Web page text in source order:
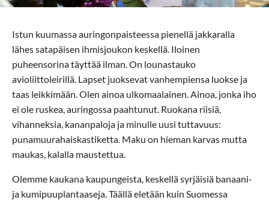
Istun kuumassa auringonpaisteessa pienellä jakkaralla
lähes satapäisen ihmisjoukon keskellä. Iloinen
puheensorina täyttää ilman. On lounastauko
avioliittoleirillä. Lapset juoksevat vanhempiensa luokse ja
taas leikkimään. Olen ainoa ulkomaalainen. Ainoa, jonka iho
ei ole ruskea, auringossa paahtunut. Ruokana riisiä,
vihanneksia, kananpaloja ja minulle uusi tuttavuus:
punamuurahaiskastiketta. Maku on hieman karvas mutta
maukas, kalalla maustettua.
Olemme kaukana kaupungeista, keskellä syrjäisiä banaani-
ja kumipuuplantaaseja. Täällä eletään kuin Suomessa